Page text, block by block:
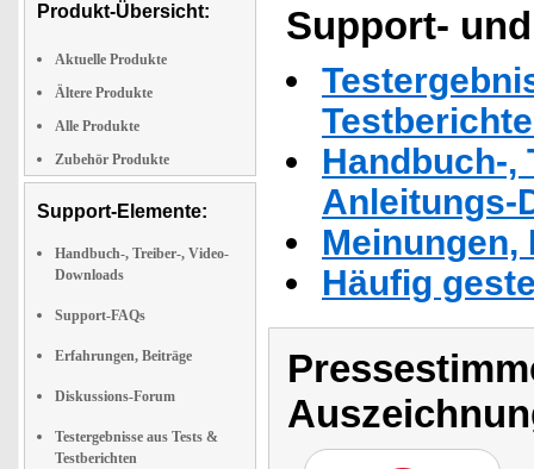
Produkt-Übersicht:
Aktuelle Produkte
Ältere Produkte
Alle Produkte
Zubehör Produkte
Support-Elemente:
Handbuch-, Treiber-, Video-
Downloads
Support-FAQs
Erfahrungen, Beiträge
Diskussions-Forum
Testergebnisse aus Tests &
Testberichten
Support-
Handbuch-,
Anleitungs-
Häufig